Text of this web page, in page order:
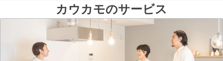
カウカモのサービス